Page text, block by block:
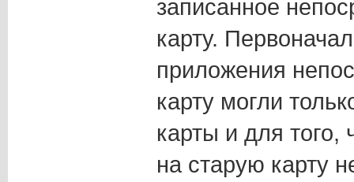
записанное
карту.
приложения
карту могли
карты и для того,
на старую карту